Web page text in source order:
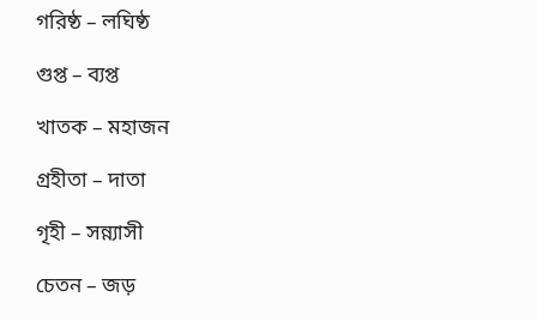
গরিষ্ঠ – লঘিষ্ঠ
গুপ্ত – ব্যপ্ত
খাতক – মহাজন
গ্রহীতা – দাতা
গৃহী – সন্ন্যাসী
চেতন – জড়